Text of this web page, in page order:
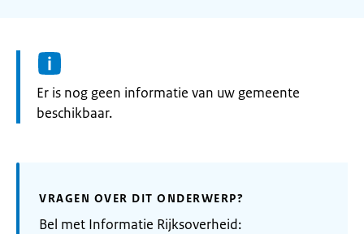
Informatie:
Er is nog geen informatie van uw gemeente
beschikbaar.
VRAGEN OVER DIT ONDERWERP?
Bel met Informatie Rijksoverheid: